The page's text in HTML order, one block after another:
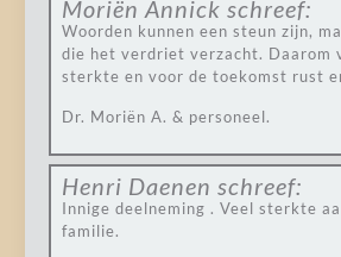
Moriën Annick schreef:
Woorden kunnen een steun zijn,
die het verdriet verzacht. Daarom
sterkte en voor de toekomst rust
Dr. Moriën A. & personeel.
Henri Daenen schreef:
Innige deelneming . Veel sterkte
familie.